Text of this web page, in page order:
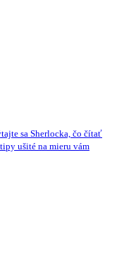
sa Sherlocka, čo čítať
ušité na mieru vám